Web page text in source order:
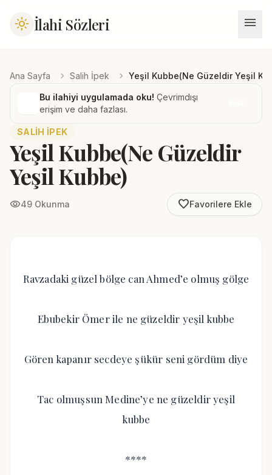
light_mode İlahi Sözleri menu
Ana Sayfa chevron_right Salih İpek chevron_right Yeşil Kubbe(Ne Güzeldir Yeşil
Bu ilahiyi uygulamada oku! Çevrimdışı
erişim ve daha fazlası.
SALIH İPEK
Yeşil Kubbe(Ne Güzeldir
Yeşil Kubbe)
visibility49 Okunma favorite_borderFavorilere Ekle
Ravzadaki güzel bölge can Ahmed’e olmuş gölge
Ebubekir Ömer ile ne güzeldir yeşil kubbe
Gören kapanır secdeye şükür seni gördüm diye
Tac olmuşsun Medine’ye ne güzeldir yeşil
kubbe
****